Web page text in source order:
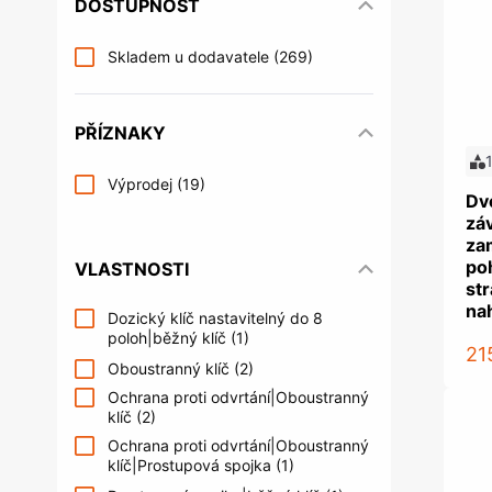
Věšáky na šaty a věšáky do šatních
Postelová kování
Multimediální archiv
Nábytkové
Trezory a
polic
Spojovací kování
Podpěrky polic a konzole
Kování
Systém
Akustická
do kuchyně
Řízení kontroly vstupu
DOSTUPNOST
Skladem u dodavatele (269)
PŘÍZNAKY
Výprodej (19)
VLASTNOSTI
Dozický klíč nastavitelný do 8
poloh|běžný klíč (1)
Oboustranný klíč (2)
Ochrana proti odvrtání|Oboustranný
klíč (2)
Ochrana proti odvrtání|Oboustranný
klíč|Prostupová spojka (1)